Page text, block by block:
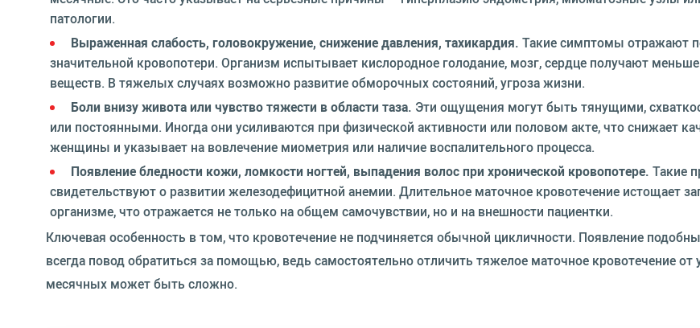
патологии.
Выраженная слабость, головокружение, снижение давления, тахикардия. Такие симптомы отражают
значительной кровопотери. Организм испытывает кислородное голодание, мозг, сердце получают
веществ. В тяжелых случаях возможно развитие обморочных состояний, угроза жизни.
Боли внизу живота или чувство тяжести в области таза. Эти ощущения могут быть тянущими,
или постоянными. Иногда они усиливаются при физической активности или половом акте, что снижает
женщины и указывает на вовлечение миометрия или наличие воспалительного процесса.
Появление бледности кожи, ломкости ногтей, выпадения волос при хронической кровопотере. Такие
свидетельствуют о развитии железодефицитной анемии. Длительное маточное кровотечение истощает
организме, что отражается не только на общем самочувствии, но и на внешности пациентки.
Ключевая особенность в том, что кровотечение не подчиняется обычной цикличности. Появление
всегда повод обратиться за помощью, ведь самостоятельно отличить тяжелое маточное кровотечение от
месячных может быть сложно.